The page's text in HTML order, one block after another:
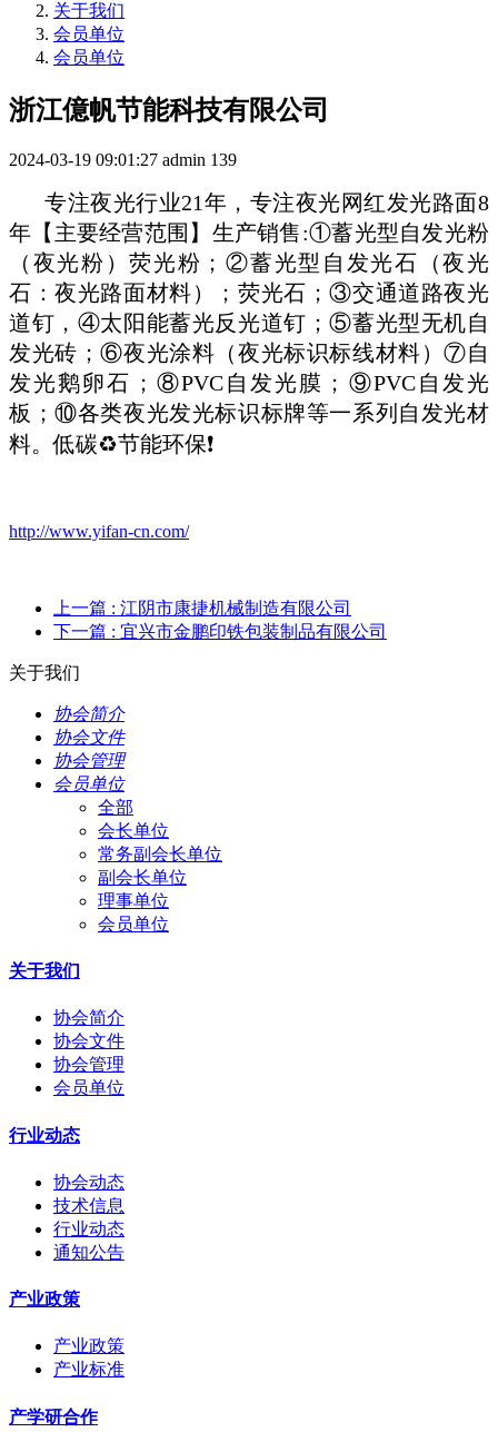
关于我们
会员单位
会员单位
浙江億帆节能科技有限公司
2024-03-19 09:01:27 admin 139
专注夜光行业21年，专注夜光网红发光路面8
年【主要经营范围】生产销售:①蓄光型自发光粉
（夜光粉）荧光粉；②蓄光型自发光石（夜光
石：夜光路面材料）；荧光石；③交通道路夜光
道钉，④太阳能蓄光反光道钉；⑤蓄光型无机自
发光砖；⑥夜光涂料（夜光标识标线材料）⑦自
发光鹅卵石；⑧PVC自发光膜；⑨PVC自发光
板；⑩各类夜光发光标识标牌等一系列自发光材
料。低碳♻节能环保❗
http://www.yifan-cn.com/
上一篇 : 江阴市康捷机械制造有限公司
下一篇 : 宜兴市金鹏印铁包装制品有限公司
关于我们
协会简介
协会文件
协会管理
会员单位
全部
会长单位
常务副会长单位
副会长单位
理事单位
会员单位
关于我们
协会简介
协会文件
协会管理
会员单位
行业动态
协会动态
技术信息
行业动态
通知公告
产业政策
产业政策
产业标准
产学研合作